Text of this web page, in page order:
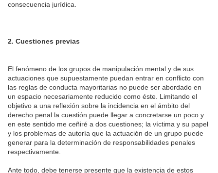
consecuencia jurídica.
2. Cuestiones previas
El fenómeno de los grupos de manipulación mental y de sus
actuaciones que supuestamente puedan entrar en conflicto con
las reglas de conducta mayoritarias no puede ser abordado en
un espacio necesariamente reducido como éste. Limitando el
objetivo a una reflexión sobre la incidencia en el ámbito del
derecho penal la cuestión puede llegar a concretarse un poco y
en este sentido me ceñiré a dos cuestiones; la víctima y su papel
y los problemas de autoría que la actuación de un grupo puede
generar para la determinación de responsabilidades penales
respectivamente.
Ante todo, debe tenerse presente que la existencia de estos